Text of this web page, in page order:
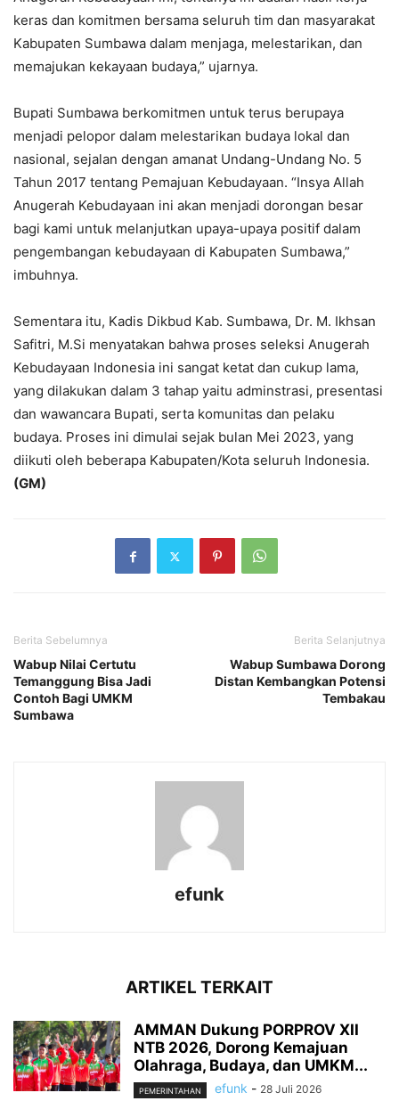
keras dan komitmen bersama seluruh tim dan masyarakat
Kabupaten Sumbawa dalam menjaga, melestarikan, dan
memajukan kekayaan budaya,” ujarnya.
Bupati Sumbawa berkomitmen untuk terus berupaya
menjadi pelopor dalam melestarikan budaya lokal dan
nasional, sejalan dengan amanat Undang-Undang No. 5
Tahun 2017 tentang Pemajuan Kebudayaan. “Insya Allah
Anugerah Kebudayaan ini akan menjadi dorongan besar
bagi kami untuk melanjutkan upaya-upaya positif dalam
pengembangan kebudayaan di Kabupaten Sumbawa,”
imbuhnya.
Sementara itu, Kadis Dikbud Kab. Sumbawa, Dr. M. Ikhsan
Safitri, M.Si menyatakan bahwa proses seleksi Anugerah
Kebudayaan Indonesia ini sangat ketat dan cukup lama,
yang dilakukan dalam 3 tahap yaitu adminstrasi, presentasi
dan wawancara Bupati, serta komunitas dan pelaku
budaya. Proses ini dimulai sejak bulan Mei 2023, yang
diikuti oleh beberapa Kabupaten/Kota seluruh Indonesia.
(GM)
Berita Sebelumnya
Wabup Nilai Certutu
Temanggung Bisa Jadi
Contoh Bagi UMKM
Sumbawa
Berita Selanjutnya
Wabup Sumbawa Dorong
Distan Kembangkan Potensi
Tembakau
efunk
ARTIKEL TERKAIT
AMMAN Dukung PORPROV XII
NTB 2026, Dorong Kemajuan
Olahraga, Budaya, dan UMKM...
PEMERINTAHAN efunk - 28 Juli 2026